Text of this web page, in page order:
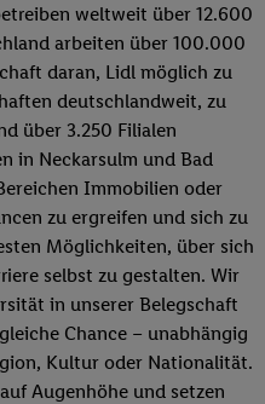
weltweit über 12.600
arbeiten über 100.000
daran, Lidl möglich zu
deutschlandweit, zu
über 3.250 Filialen
in Neckarsulm und Bad
Immobilien oder
zu ergreifen und sich zu
Möglichkeiten, über sich
selbst zu gestalten. Wir
in unserer Belegschaft
Chance – unabhängig
Kultur oder Nationalität.
Augenhöhe und setzen